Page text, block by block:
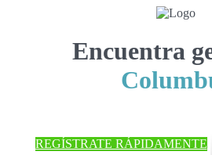
Encuentra
REGÍSTRATE RÁPIDAMENTE